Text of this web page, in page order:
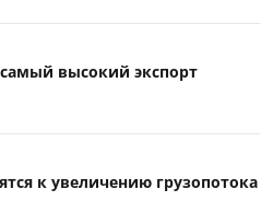
высокий экспорт
к увеличению грузопотока